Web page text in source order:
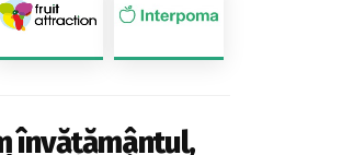
învățământul,